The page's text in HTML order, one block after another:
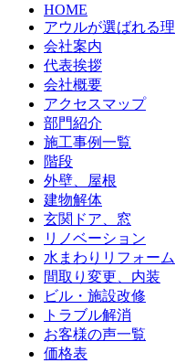
HOME
アウルが選ばれる
会社案内
代表挨拶
会社概要
アクセスマップ
部門紹介
施工事例一覧
階段
外壁、屋根
建物解体
玄関ドア、窓
リノベーション
水まわりリフォーム
間取り変更、内装
ビル・施設改修
トラブル解消
お客様の声一覧
価格表